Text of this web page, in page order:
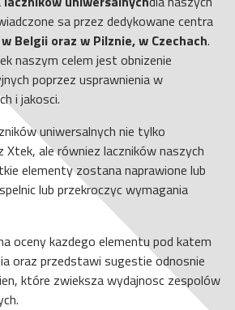
sa przez dedykowane centra
Belgii oraz w Pilznie, w Czechach.
naszym celem jest obnizenie
poprzez usprawnienia w
i jakosci.
uniwersalnych nie tylko
ale równiez laczników naszych
elementy zostana naprawione lub
lub przekroczyc wymagania
oceny kazdego elementu pod katem
oraz przedstawi sugestie odnosnie
które zwieksza wydajnosc zespolów